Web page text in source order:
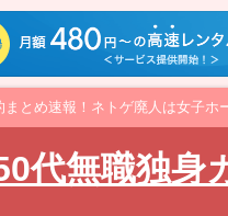
とめ速報！ネトゲ廃人は女子
代無職独